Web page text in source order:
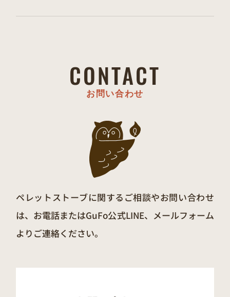
CONTACT
お問い合わせ
ペレットストーブに関するご相談やお問い合わせ
は、お電話またはGuFo公式LINE、メールフォーム
よりご連絡ください。